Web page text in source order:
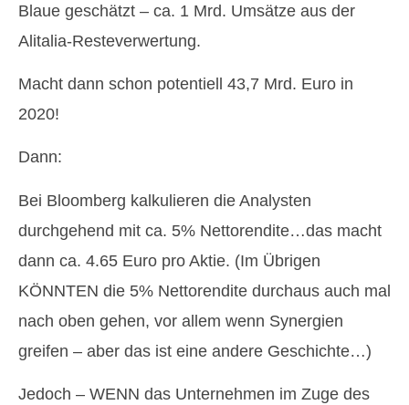
Blaue geschätzt – ca. 1 Mrd. Umsätze aus der
Alitalia-Resteverwertung.
Macht dann schon potentiell 43,7 Mrd. Euro in
2020!
Dann:
Bei Bloomberg kalkulieren die Analysten
durchgehend mit ca. 5% Nettorendite…das macht
dann ca. 4.65 Euro pro Aktie. (Im Übrigen
KÖNNTEN die 5% Nettorendite durchaus auch mal
nach oben gehen, vor allem wenn Synergien
greifen – aber das ist eine andere Geschichte…)
Jedoch – WENN das Unternehmen im Zuge des